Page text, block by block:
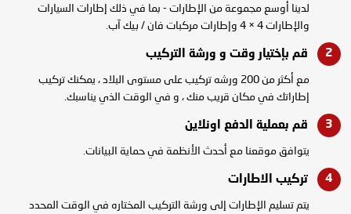
لدينا أوسع مجموعة من الإطارات - بما في ذلك إطارات السيارات
والإطارات 4 × 4 وإطارات مركبات فان / بيك آب.
قم بإختيار وقت و ورشة التركيب
مع أكثر من 200 ورشه تركيب على مستوى البلاد ، يمكنك تركيب
إطاراتك في مكان قريب منك ، و في الوقت الذي يناسبك.
قم بعملية الدفع اونلاين
يتوافق موقعنا مع أحدث الأنظمة في حماية البيانات.
تركيب الاطارات
يتم تسليم الإطارات إلى ورشة التركيب المختاره في الوقت المحدد